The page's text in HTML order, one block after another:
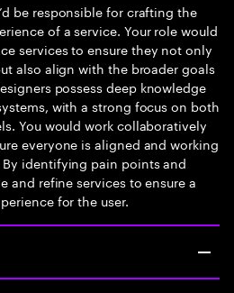
be responsible for crafting the
of a service. Your role would
services to ensure they not only
also align with the broader goals
possess deep knowledge
with a strong focus on both
You would work collaboratively
everyone is aligned and working
identifying pain points and
and refine services to ensure a
for the user.